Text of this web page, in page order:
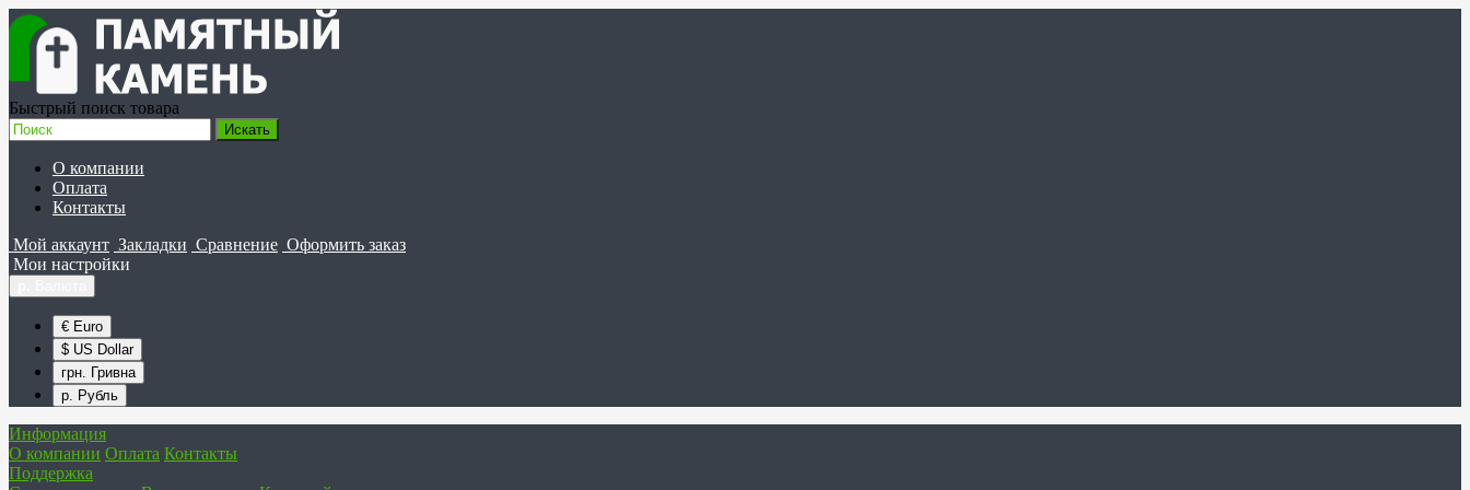
Быстрый поиск товара
О компании
Оплата
Контакты
Мой аккаунт Закладки Сравнение Оформить заказ
Мои настройки
€ Euro
$ US Dollar
грн. Гривна
р. Рубль
Информация
О компании Оплата Контакты
Поддержка